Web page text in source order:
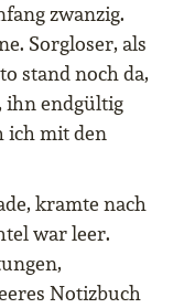
zwanzig.
Sorgloser, als
stand noch da,
ihn endgültig
ich mit den
kramte nach
war leer.
Notizbuch